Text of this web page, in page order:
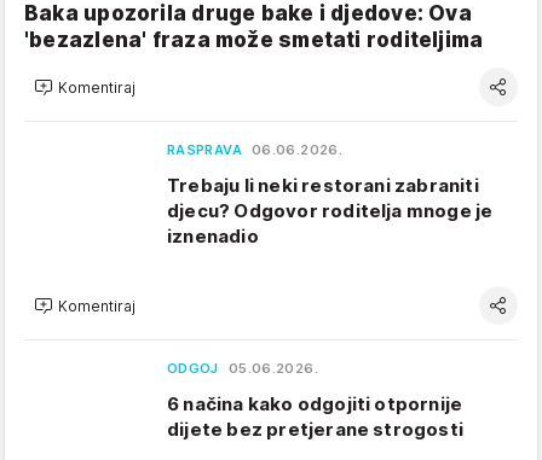
Baka upozorila druge bake i djedove: Ova
'bezazlena' fraza može smetati roditeljima
Komentiraj
RASPRAVA 06.06.2026.
Trebaju li neki restorani zabraniti
djecu? Odgovor roditelja mnoge je
iznenadio
Komentiraj
ODGOJ 05.06.2026.
6 načina kako odgojiti otpornije
dijete bez pretjerane strogosti